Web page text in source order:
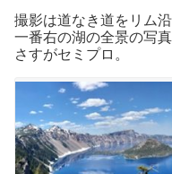
撮影は道なき道をリム
一番右の湖の全景の写
さすがセミプロ。